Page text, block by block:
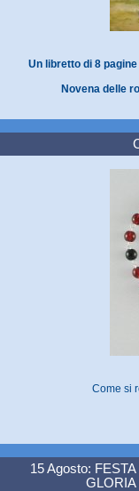
Un libretto di 8
Novena delle
Come si
15 Agosto:
GLORIA